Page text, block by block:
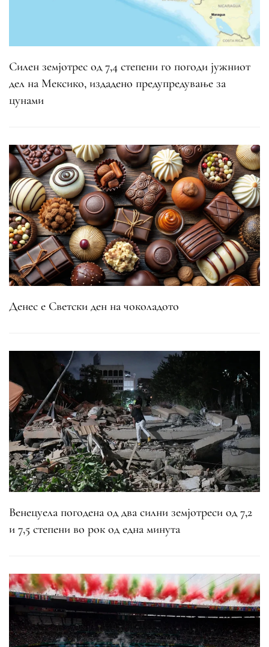
Силен земјотрес од 7,4 степени го погоди јужниот
дел на Мексико, издадено предупредување за
цунами
Денес е Светски ден на чоколадото
Венецуела погодена од два силни земјотреси од 7,2
и 7,5 степени во рок од една минута